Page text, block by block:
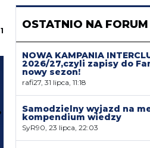
1 OSTATNIO NA FORUM
NOWA KAMPANIA
2026/27,czyli zapisy do
nowy sezon!
rafi27, 31 lipca, 11:18
Samodzielny wyjazd na
kompendium wiedzy
SyR90, 23 lipca, 22:03